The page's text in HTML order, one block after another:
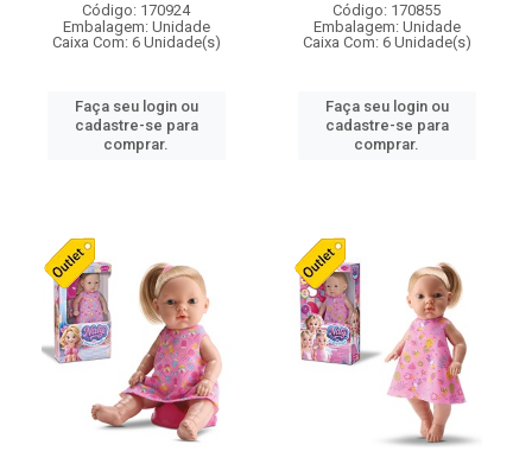
Código: 170924
Embalagem: Unidade
Caixa Com: 6 Unidade(s)
Faça seu login ou
cadastre-se para
comprar.
Código: 170855
Embalagem: Unidade
Caixa Com: 6 Unidade(s)
Faça seu login ou
cadastre-se para
comprar.